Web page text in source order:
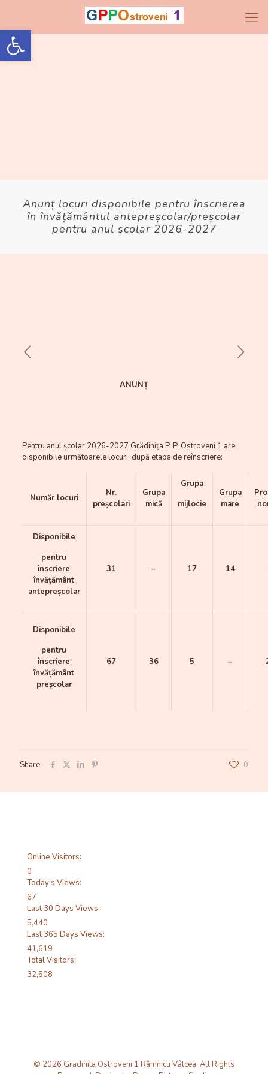
Open toolbar
Anunț locuri disponibile pentru înscrierea
în învățământul antepreșcolar/preșcolar
pentru anul școlar 2026-2027
ANUNȚ
Pentru anul școlar 2026-2027 Grădinița P. P. Ostroveni 1 are
disponibile următoarele locuri, după etapa de reînscriere:
Număr locuri
Nr.
preșcolari
Grupa
mică
Grupa
mijlocie
Grupa
mare
Disponibile
pentru
înscriere
învățământ
antepreșcolar
31 – 17 14
Disponibile
pentru
înscriere
învățământ
preșcolar
67 36 5 –
Share 0
Online Visitors:
0
Today's Views:
67
Last 30 Days Views:
5,440
Last 365 Days Views:
41,619
Total Visitors:
32,508
© 2026 Gradinita Ostroveni 1 Râmnicu Vâlcea. All Rights